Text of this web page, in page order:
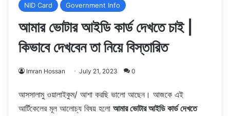
NID Card Government Info
আমার ভোটার আইডি কার্ড দেখতে চাই |
কিভাবে দেখবেন তা নিয়ে বিস্তারিত
Imran Hossan July 21, 2023 0
আসসালামু ওয়ালাইকুম/ আশা করছি ভালো আছেন। আজকে এই
আর্টিকেলের মূল আলোচ্য বিষয় হলো আমার ভোটার আইডি কার্ড দেখতে